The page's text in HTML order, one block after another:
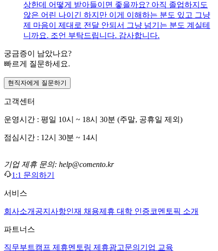
상한데 어떻게 받아들이면 좋을까요? 아직 졸업하지도
않은 어린 나이긴 하지만 이게 이해하는 분도 있고 그냥
제 마음이 제대로 전달 안되서 그냥 넘기는 분도 계실테
니까요. 조언 부탁드립니다. 감사합니다.
궁금증이 남았나요?
빠르게 질문하세요.
현직자에게 질문하기
고객센터
운영시간 : 평일 10시 ~ 18시 30분 (주말, 공휴일 제외)
점심시간 : 12시 30분 ~ 14시
기업 제휴 문의: help@comento.kr
1:1 문의하기
서비스
회사소개 공지사항인재 채용제휴 대학 인증코멘토픽 소개
파트너스
직무부트캠프 제휴멘토링 제휴광고문의 기업 교육